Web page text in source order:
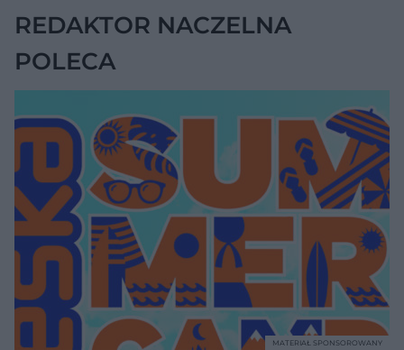
REDAKTOR NACZELNA
POLECA
MATERIAŁ SPONSOROWANY